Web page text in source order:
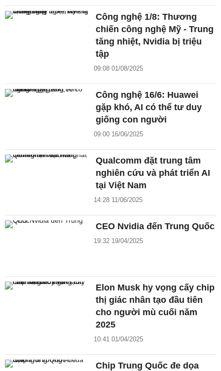
Công nghệ 1/8: Thương
chiến công nghệ Mỹ - Trung
tăng nhiệt, Nvidia bị triệu
tập
09:08 01/08/2025
Công nghệ 16/6: Huawei
gặp khó, AI có thể tư duy
giống con người
09:00 16/06/2025
Qualcomm đặt trung tâm
nghiên cứu và phát triển AI
tại Việt Nam
14:28 11/06/2025
CEO Nvidia đến Trung Quốc
19:32 19/04/2025
Elon Musk hy vọng cấy chip
thị giác nhân tạo đầu tiên
cho người mù cuối năm
2025
10:41 01/04/2025
Chip Trung Quốc đe dọa